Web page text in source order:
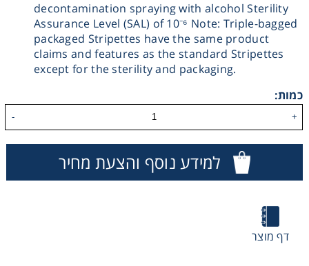
decontamination spraying with alcohol Sterility
Assurance Level (SAL) of 10⁻⁶ Note: Triple-bagged
packaged Stripettes have the same product
claims and features as the standard Stripettes
except for the sterility and packaging.
כמות:
+
-
למידע נוסף והצעת מחיר
דף מוצר
Chromatography
Lab Essentials
Filtration
Glassware
Liquid Handling
Plasticware